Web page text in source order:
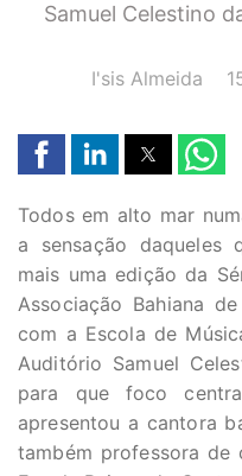
Samuel Celestino
AUTOR(A):
I'sis Almeida
Todos em alto mar
a sensação daqueles
mais uma edição da
Associação Bahiana
com a Escola de
Auditório Samuel
para que foco
apresentou a cantora
também professora de